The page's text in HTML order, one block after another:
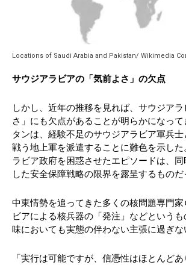
Locations of Saudi Arabia and Pakistan/ Wikimedia
サウジアラビアの「気前よさ」の欠点
しかし、近年の推移を見れば、サウジアラ
さ」にも欠点があることが明らかになっ
タンは、経験不足のサウジアラビア軍兵
戦う地上軍を派遣することに難色を示し
ラビア政府を困惑させたエピソードは、
した安全保障戦略の限界を露呈するものだ
中東情勢を追ってきた多くの核問題専門
ビアによる核兵器の「発注」などという
味においても実態の伴わない主張に過ぎな
「実行は可能ですが、信憑性はほとんど